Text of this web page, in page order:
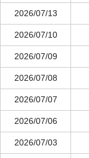
2026/07/13
2026/07/10
2026/07/09
2026/07/08
2026/07/07
2026/07/06
2026/07/03